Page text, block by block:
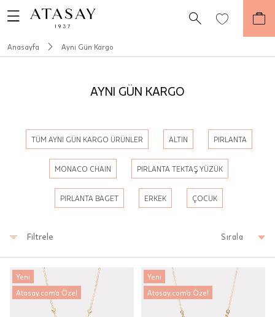
Anasayfa Aynı Gün Kargo
AYNI GÜN KARGO
TÜM AYNI GÜN KARGO ÜRÜNLER ALTIN PIRLANTA
MONACO CHAIN PIRLANTA TEKTAŞ YÜZÜK
PIRLANTA BAGET ERKEK ÇOCUK
Filtrele Sırala
Yeni
Atasay.com'a Özel
Yeni
Atasay.com'a Özel